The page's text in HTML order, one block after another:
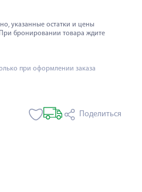
указанные остатки и цены
бронировании товара ждите
при оформлении заказа
Поделиться